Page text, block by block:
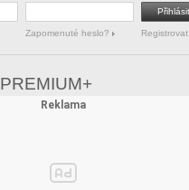
Zapomenuté heslo? Registrovat
PREMIUM+